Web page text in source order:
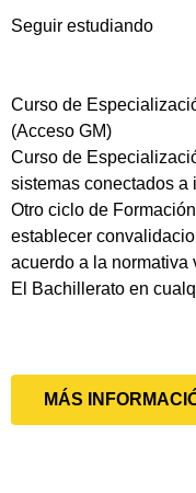
Seguir estudiando
Curso de
(Acceso GM)
Curso de
sistemas conectados a
Otro ciclo de
establecer
acuerdo a la normativa
El Bachillerato en
MÁS